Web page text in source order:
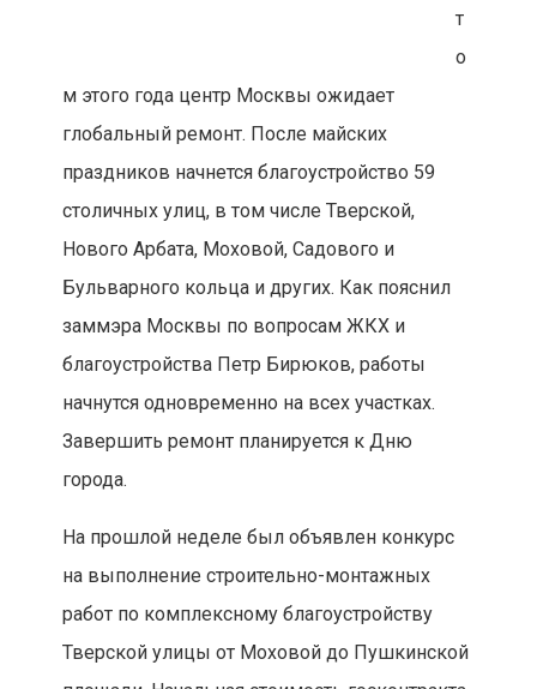
т
о
м этого года центр Москвы ожидает
глобальный ремонт. После майских
праздников начнется благоустройство 59
столичных улиц, в том числе Тверской,
Нового Арбата, Моховой, Садового и
Бульварного кольца и других. Как пояснил
заммэра Москвы по вопросам ЖКХ и
благоустройства Петр Бирюков, работы
начнутся одновременно на всех участках.
Завершить ремонт планируется к Дню
города.
На прошлой неделе был объявлен конкурс
на выполнение строительно-монтажных
работ по комплексному благоустройству
Тверской улицы от Моховой до Пушкинской